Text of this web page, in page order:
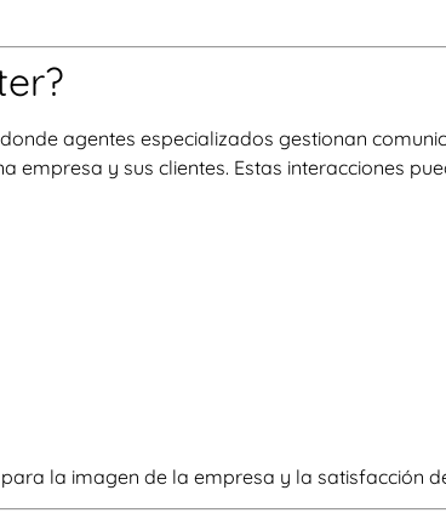
agentes especializados gestionan
empresa y sus clientes. Estas interacciones
la imagen de la empresa y la satisfacción